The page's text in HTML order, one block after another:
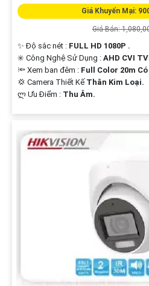
Giá Khuyến Mại:
Giá Bán:
✨ Độ sắc nét : FULL HD 1080P .
✳️ Công Nghệ Sử Dụng : AHD CVI
🔦 Xem ban đêm : Full Color 20m
💢 Camera Thiết Kế Thân Kim Loại.
️ლ Ưu Điểm : Thu Âm.